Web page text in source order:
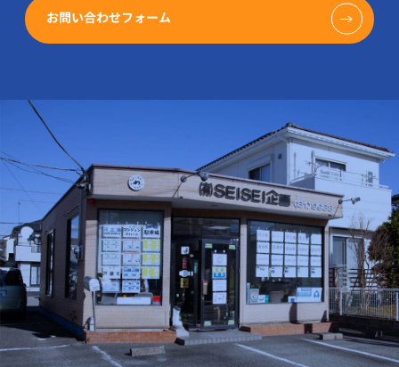
お問い合わせフォーム